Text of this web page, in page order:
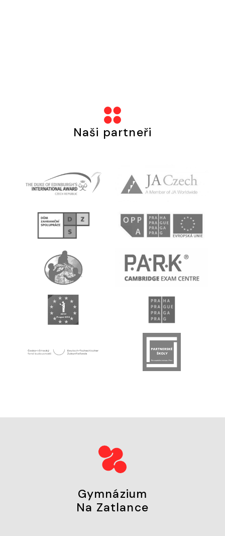
Naši partneři
Gymnázium
Na Zatlance